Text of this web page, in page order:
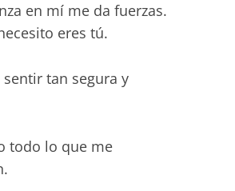
en mí me da fuerzas.
eres tú.
sentir tan segura y
todo lo que me